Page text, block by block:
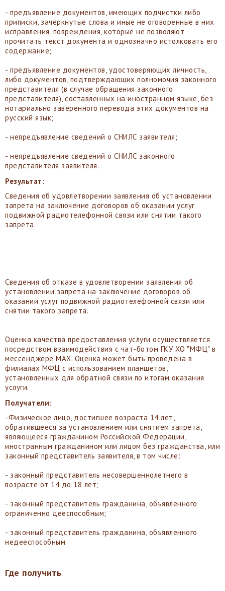
- предъявление документов, имеющих подчистки либо
приписки, зачеркнутые слова и иные не оговоренные в них
исправления, повреждения, которые не позволяют
прочитать текст документа и однозначно истолковать его
содержание;
- предъявление документов, удостоверяющих личность,
либо документов, подтверждающих полномочия законного
представителя (в случае обращения законного
представителя), составленных на иностранном языке, без
нотариально заверенного перевода этих документов на
русский язык;
- непредъявление сведений о СНИЛС заявителя;
- непредъявление сведений о СНИЛС законного
представителя заявителя.
Результат:
Сведения об удовлетворении заявления об установлении
запрета на заключение договоров об оказании услуг
подвижной радиотелефонной связи или снятии такого
запрета.
Сведения об отказе в удовлетворении заявления об
установлении запрета на заключение договоров об
оказании услуг подвижной радиотелефонной связи или
снятии такого запрета.
Оценка качества предоставления услуги осуществляется
посредством взаимодействия с чат-ботом ГКУ ХО "МФЦ" в
мессенджере MAX. Оценка может быть проведена в
филиалах МФЦ с использованием планшетов,
установленных для обратной связи по итогам оказания
услуги.
Получатели:
-Физическое лицо, достигшее возраста 14 лет,
обратившееся за установлением или снятием запрета,
являющееся гражданином Российской Федерации,
иностранным гражданином или лицом без гражданства, или
законный представитель заявителя, в том числе:
- законный представитель несовершеннолетнего в
возрасте от 14 до 18 лет;
- законный представитель гражданина, объявленного
ограниченно дееспособным;
- законный представитель гражданина, объявленного
недееспособным.
Где получить